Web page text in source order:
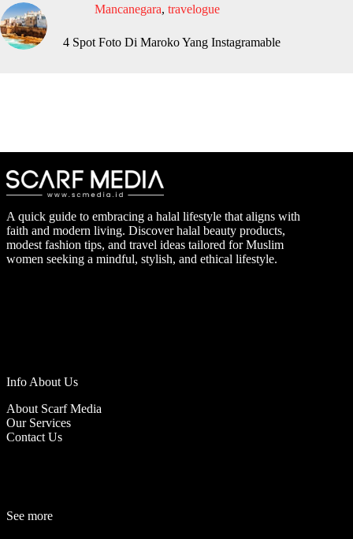
Mancanegara, travelogue
4 Spot Foto Di Maroko Yang Instagramable
A quick guide to embracing a halal lifestyle that aligns with
faith and modern living. Discover halal beauty products,
modest fashion tips, and travel ideas tailored for Muslim
women seeking a mindful, stylish, and ethical lifestyle.
Info About Us
About Scarf Media
Our Services
Contact Us
See more